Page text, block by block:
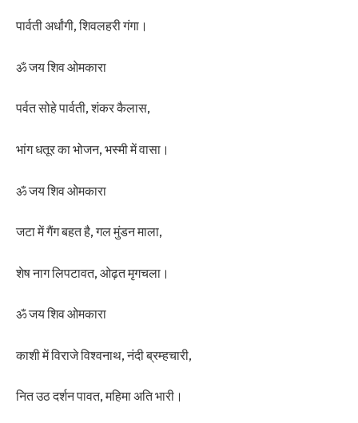
पार्वती अर्धांगी, शिवलहरी गंगा।
ॐ जय शिव ओमकारा
पर्वत सोहे पार्वती, शंकर कैलास,
भांग धतूर का भोजन, भस्मी में वासा।
ॐ जय शिव ओमकारा
जटा में गैंग बहत है, गल मुंडन माला,
शेष नाग लिपटावत, ओढ़त मृगचला।
ॐ जय शिव ओमकारा
काशी में विराजे विश्वनाथ, नंदी ब्रम्हचारी,
नित उठ दर्शन पावत, महिमा अति भारी।